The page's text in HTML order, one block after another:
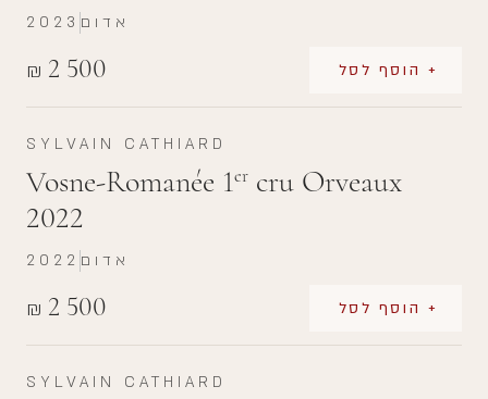
₪ 2 500 + הוסף לסל
2023 אדום
SYLVAIN CATHIARD
Vosne-Romanée 1er cru Orveaux
2022
₪ 2 500 + הוסף לסל
2022 אדום
SYLVAIN CATHIARD